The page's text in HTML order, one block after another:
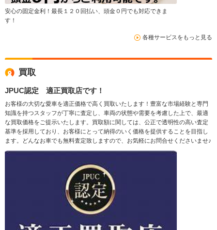
安心の固定金利！最長１２０回払い、頭金０円でも対応できま
す！
各種サービスをもっと見る
買取
JPUC認定 適正買取店です！
お客様の大切な愛車を適正価格で高く買取いたします！豊富な市場経験と専門
知識を持つスタッフが丁寧に査定し、車両の状態や需要を考慮した上で、最適
な買取価格をご提示いたします。買取額に関しては、公正で透明性の高い査定
基準を採用しており、お客様にとって納得のいく価格を提供することを目指し
ます。どんなお車でも無料査定致しますので、お気軽にお問合せくださいませ♪